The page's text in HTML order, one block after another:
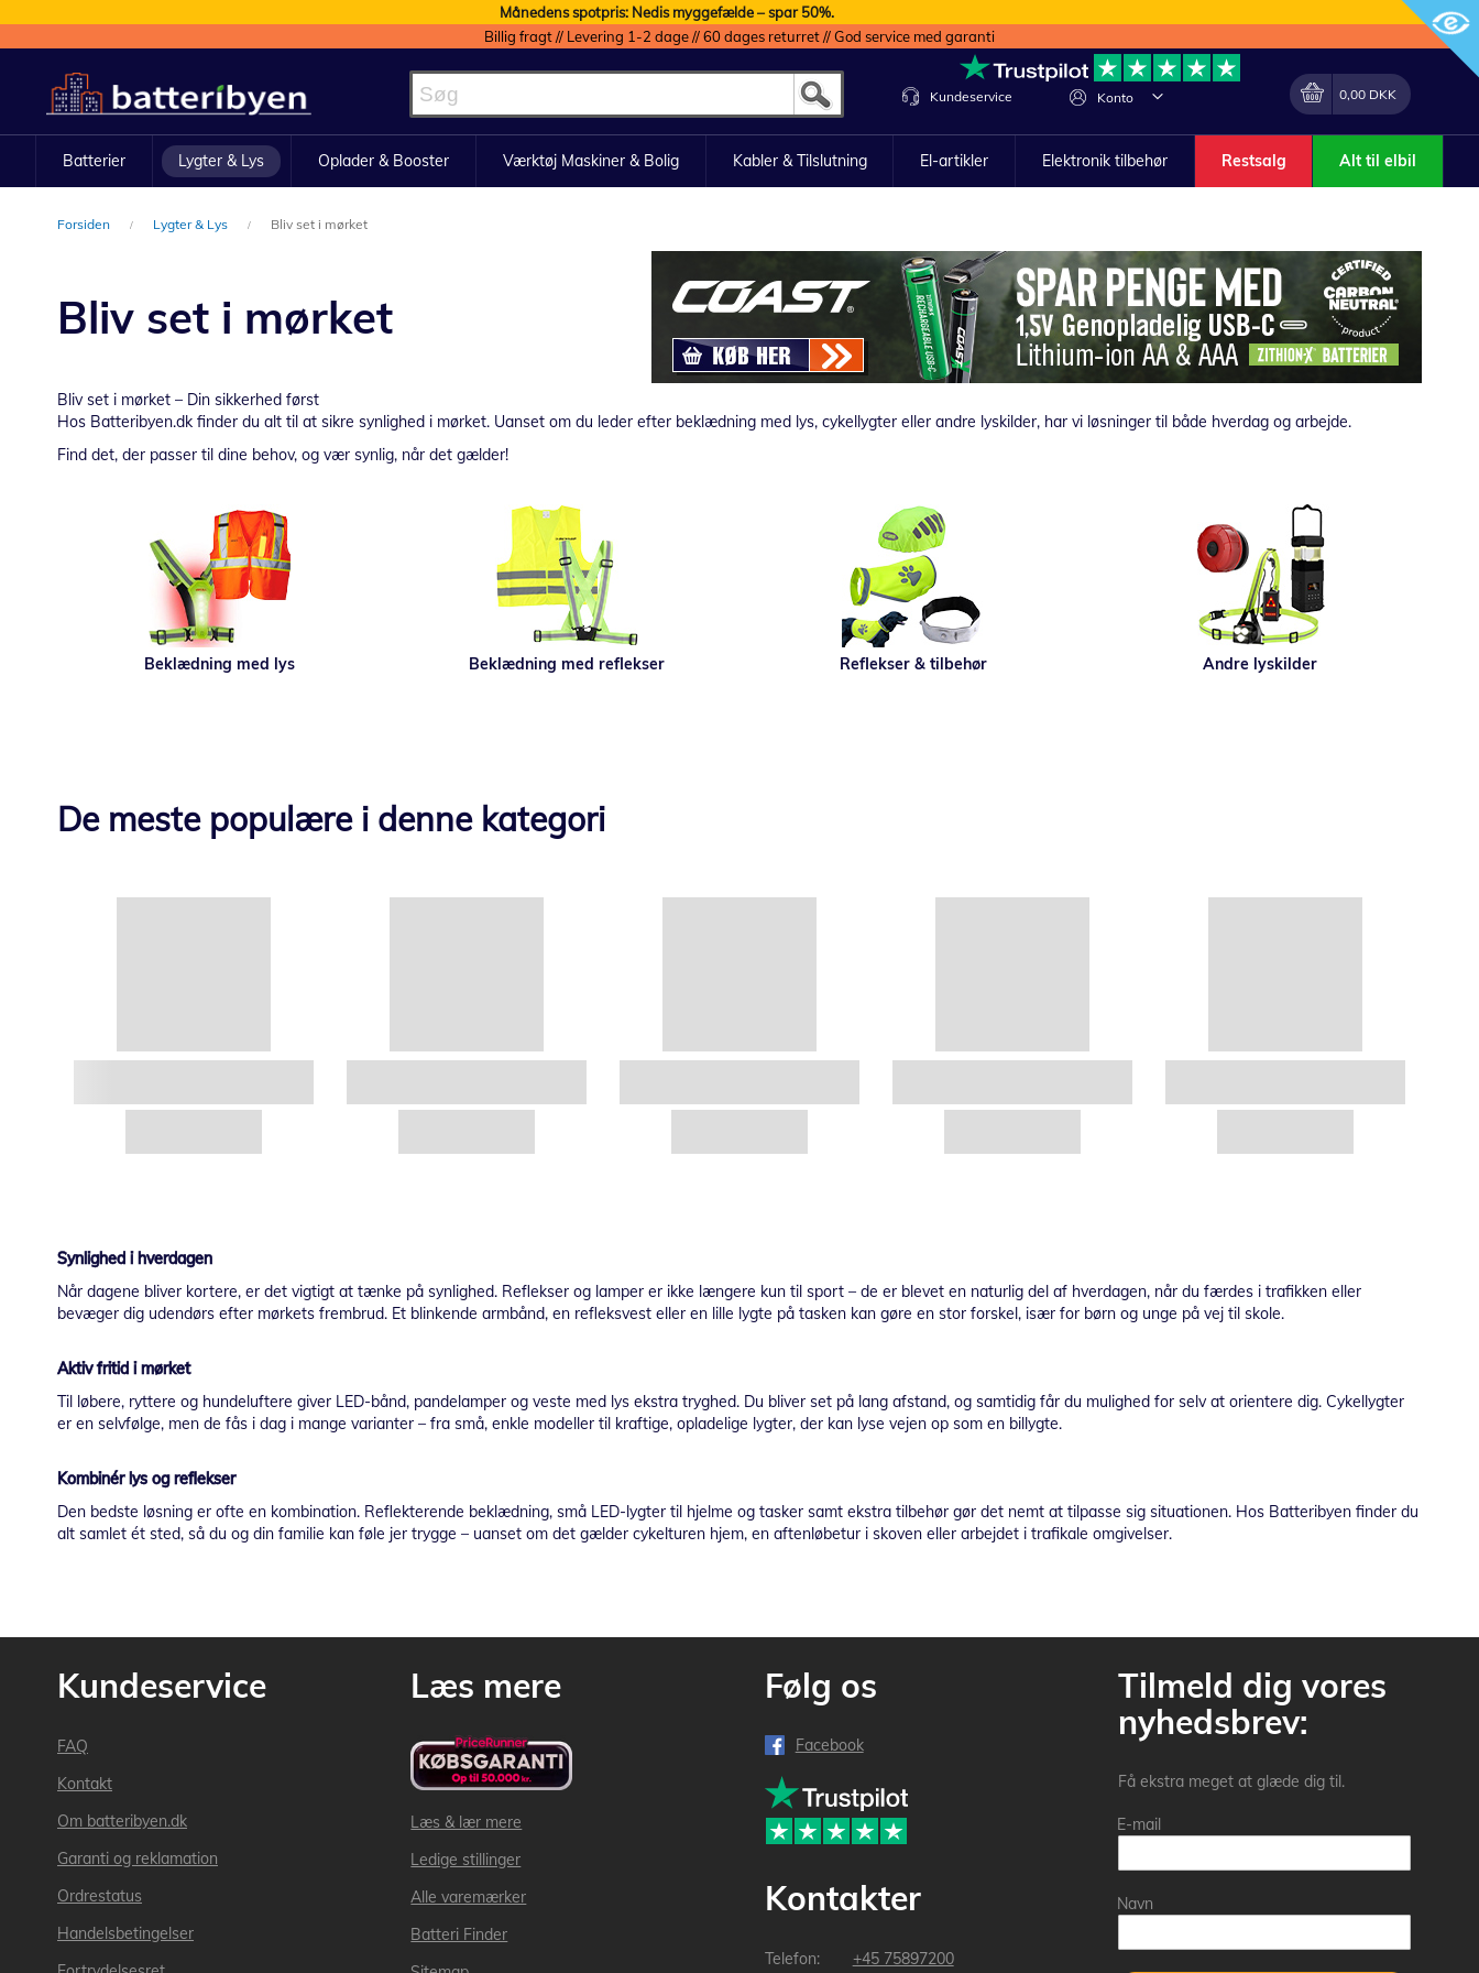
Månedens spotpris: Nedis myggefælde – spar 50%.
Billig fragt // Levering 1-2 dage // 60 dages returret // God service med garanti
to
Content
Konto
Lave
Min indkøbskurv
0,00 DKK
Kundeservice
Batterier Lygter & Lys Oplader & Booster Værktøj Maskiner & Bolig Kabler & Tilslutning El-artikler Elektronik tilbehør Restsalg Alt til elbil
Forsiden Lygter & Lys Bliv set i mørket
Bliv set i mørket
Bliv set i mørket – Din sikkerhed først
Hos Batteribyen.dk finder du alt til at sikre synlighed i mørket. Uanset om du leder efter beklædning med lys, cykellygter eller andre lyskilder, har vi løsninger til både hverdag og arbejde.
Find det, der passer til dine behov, og vær synlig, når det gælder!
Beklædning med lys Beklædning med reflekser Reflekser & tilbehør Andre lyskilder
De meste populære i denne kategori
Synlighed i hverdagen
Når dagene bliver kortere, er det vigtigt at tænke på synlighed. Reflekser og lamper er ikke længere kun til sport – de er blevet en naturlig del af hverdagen, når du færdes i trafikken eller
bevæger dig udendørs efter mørkets frembrud. Et blinkende armbånd, en refleksvest eller en lille lygte på tasken kan gøre en stor forskel, især for børn og unge på vej til skole.
Aktiv fritid i mørket
Til løbere, ryttere og hundeluftere giver LED-bånd, pandelamper og veste med lys ekstra tryghed. Du bliver set på lang afstand, og samtidig får du mulighed for selv at orientere dig. Cykellygter
er en selvfølge, men de fås i dag i mange varianter – fra små, enkle modeller til kraftige, opladelige lygter, der kan lyse vejen op som en billygte.
Kombinér lys og reflekser
Den bedste løsning er ofte en kombination. Reflekterende beklædning, små LED-lygter til hjelme og tasker samt ekstra tilbehør gør det nemt at tilpasse sig situationen. Hos Batteribyen finder du
alt samlet ét sted, så du og din familie kan føle jer trygge – uanset om det gælder cykelturen hjem, en aftenløbetur i skoven eller arbejdet i trafikale omgivelser.
Kundeservice
FAQ
Kontakt
Om batteribyen.dk
Garanti og reklamation
Ordrestatus
Handelsbetingelser
Læs mere
Læs & lær mere
Ledige stillinger
Alle varemærker
Batteri Finder
Følg os
Facebook
Kontakter
+45 75897200
Tilmeld dig vores
nyhedsbrev:
Få ekstra meget at glæde dig til.
E-mail
Navn